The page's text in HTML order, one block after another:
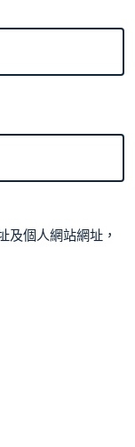
及個人網站網址，